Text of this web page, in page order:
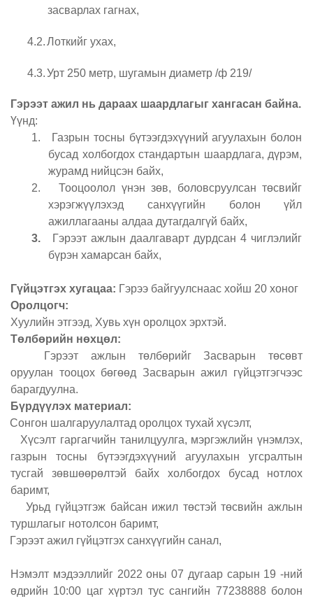
засварлах гагнах,
4.2.Лоткийг ухах,
4.3.Урт 250 метр, шугамын диаметр /ф 219/
Гэрээт ажил нь дараах шаардлагыг хангасан байна.
Үүнд:
1.
Газрын тосны бүтээгдэхүүний агуулахын болон
бусад холбогдох стандартын шаардлага, дүрэм,
журамд нийцсэн байх,
2.
Тооцоолол үнэн зөв, боловсруулсан төсвийг
хэрэгжүүлэхэд санхүүгийн болон үйл
ажиллагааны алдаа дутагдалгүй байх,
3.
Гэрээт ажлын даалгаварт дурдсан 4 чиглэлийг
бүрэн хамарсан байх,
Гүйцэтгэх хугацаа: Гэрээ байгуулснаас хойш 20 хоног
Оролцогч:
Хуулийн этгээд, Хувь хүн оролцох эрхтэй.
Төлбөрийн нөхцөл:
Гэрээт ажлын төлбөрийг Засварын төсөвт
оруулан тооцох бөгөөд Засварын ажил гүйцэтгэгчээс
барагдуулна.
Бүрдүүлэх материал:
Сонгон шалгаруулалтад оролцох тухай хүсэлт,
Хүсэлт гаргагчийн танилцуулга, мэргэжлийн үнэмлэх,
газрын тосны бүтээгдэхүүний агуулахын угсралтын
тусгай зөвшөөрөлтэй байх холбогдох бусад нотлох
баримт,
Урьд гүйцэтгэж байсан ижил төстэй төсвийн ажлын
туршлагыг нотолсон баримт,
Гэрээт ажил гүйцэтгэх санхүүгийн санал,
Нэмэлт мэдээллийг 2022 оны 07 дугаар сарын 19 -ний
өдрийн 10:00 цаг хүртэл тус сангийн 77238888 болон